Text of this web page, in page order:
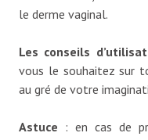
le derme vaginal.
Les conseils
vous le souhaitez sur
au gré de votre
Astuce : en cas de